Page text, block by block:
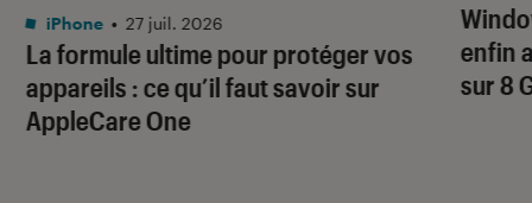
La formule ultime pour protéger vos
appareils : ce qu’il faut savoir sur
AppleCare One
iPhone • 27 juil. 2026
enfin
sur 8